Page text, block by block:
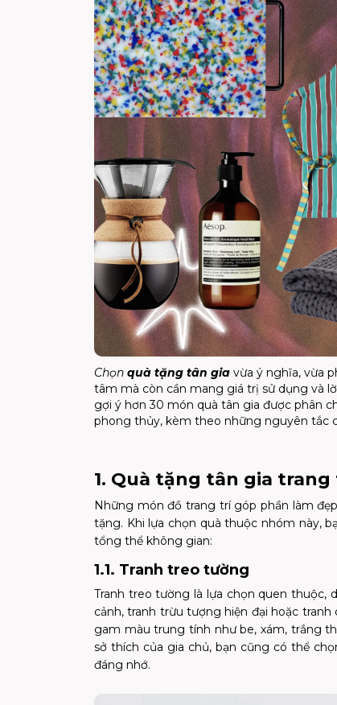
Chọn quà tặng tân gia vừa ý nghĩa, vừa
tâm mà còn cần mang giá trị sử dụng và
gợi ý hơn 30 món quà tân gia được phân
phong thủy, kèm theo những nguyên tắc
1. Quà tặng tân gia
Những món đồ trang trí góp phần làm
tặng. Khi lựa chọn quà thuộc nhóm này,
tổng thể không gian:
1.1. Tranh treo tường
Tranh treo tường là lựa chọn quen thuộc,
cảnh, tranh trừu tượng hiện đại hoặc
gam màu trung tính như be, xám, trắng
sở thích của gia chủ, bạn cũng có thể
đáng nhớ.